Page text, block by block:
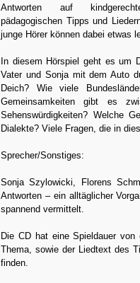
Antworten auf
pädagogischen Tipps und
junge Hörer können dabei etwas
In diesem Hörspiel geht es um
Vater und Sonja mit dem Auto
Deich? Wie viele
Gemeinsamkeiten gibt es
Sehenswürdigkeiten? Welche
Dialekte? Viele Fragen, die in
Sprecher/Sonstiges:
Sonja Szylowicki, Florens
Antworten – ein alltäglicher
spannend vermittelt.
Die CD hat eine Spieldauer
Thema, sowie der Liedtext des
finden.